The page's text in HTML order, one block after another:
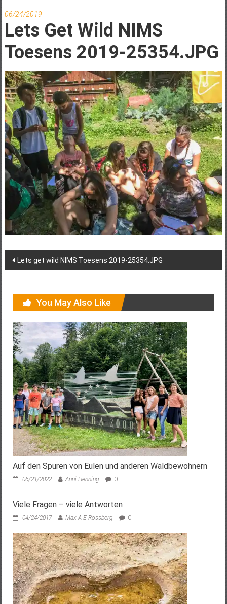
06/24/2019
Lets Get Wild NIMS
Toesens 2019-25354.JPG
Post
Lets get wild NIMS Toesens 2019-25354.JPG
You May Also Like
Auf den Spuren von Eulen und anderen Waldbewohnern
06/21/2022 Anni Henning 0
Viele Fragen – viele Antworten
04/24/2017 Max A E Rossberg 0